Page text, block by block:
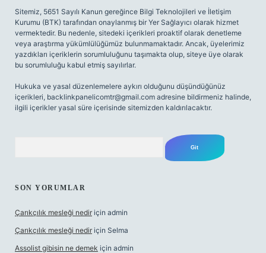
Sitemiz, 5651 Sayılı Kanun gereğince Bilgi Teknolojileri ve İletişim
Kurumu (BTK) tarafından onaylanmış bir Yer Sağlayıcı olarak hizmet
vermektedir. Bu nedenle, sitedeki içerikleri proaktif olarak denetleme
veya araştırma yükümlülüğümüz bulunmamaktadır. Ancak, üyelerimiz
yazdıkları içeriklerin sorumluluğunu taşımakta olup, siteye üye olarak
bu sorumluluğu kabul etmiş sayılırlar.
Hukuka ve yasal düzenlemelere aykırı olduğunu düşündüğünüz
içerikleri, backlinkpanelicomtr@gmail.com adresine bildirmeniz halinde,
ilgili içerikler yasal süre içerisinde sitemizden kaldırılacaktır.
SON YORUMLAR
Çarıkçılık mesleği nedir için admin
Çarıkçılık mesleği nedir için Selma
Assolist gibisin ne demek için admin